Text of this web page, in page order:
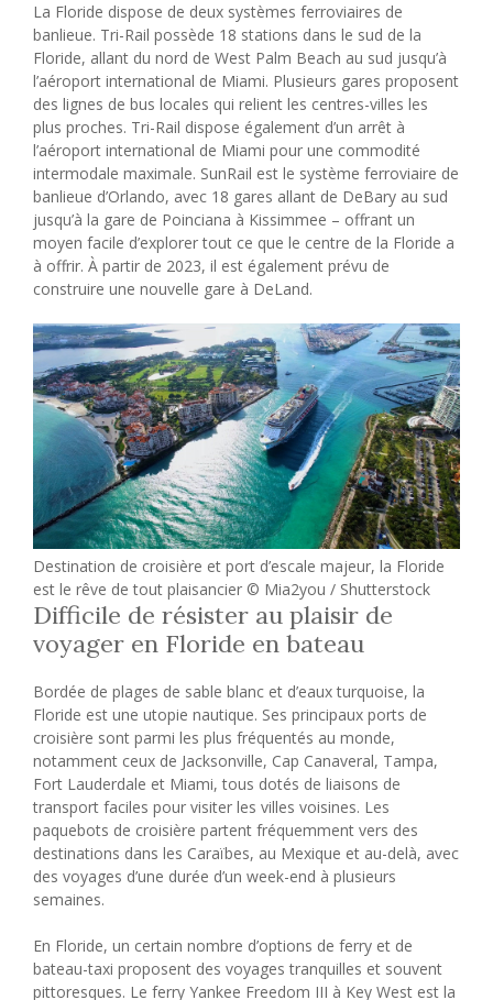
La Floride dispose de deux systèmes ferroviaires de
banlieue. Tri-Rail possède 18 stations dans le sud de la
Floride, allant du nord de West Palm Beach au sud jusqu’à
l’aéroport international de Miami. Plusieurs gares proposent
des lignes de bus locales qui relient les centres-villes les
plus proches. Tri-Rail dispose également d’un arrêt à
l’aéroport international de Miami pour une commodité
intermodale maximale. SunRail est le système ferroviaire de
banlieue d’Orlando, avec 18 gares allant de DeBary au sud
jusqu’à la gare de Poinciana à Kissimmee – offrant un
moyen facile d’explorer tout ce que le centre de la Floride a
à offrir. À partir de 2023, il est également prévu de
construire une nouvelle gare à DeLand.
Destination de croisière et port d’escale majeur, la Floride
est le rêve de tout plaisancier © Mia2you / Shutterstock
Difficile de résister au plaisir de
voyager en Floride en bateau
Bordée de plages de sable blanc et d’eaux turquoise, la
Floride est une utopie nautique. Ses principaux ports de
croisière sont parmi les plus fréquentés au monde,
notamment ceux de Jacksonville, Cap Canaveral, Tampa,
Fort Lauderdale et Miami, tous dotés de liaisons de
transport faciles pour visiter les villes voisines. Les
paquebots de croisière partent fréquemment vers des
destinations dans les Caraïbes, au Mexique et au-delà, avec
des voyages d’une durée d’un week-end à plusieurs
semaines.
En Floride, un certain nombre d’options de ferry et de
bateau-taxi proposent des voyages tranquilles et souvent
pittoresques. Le ferry Yankee Freedom III à Key West est la